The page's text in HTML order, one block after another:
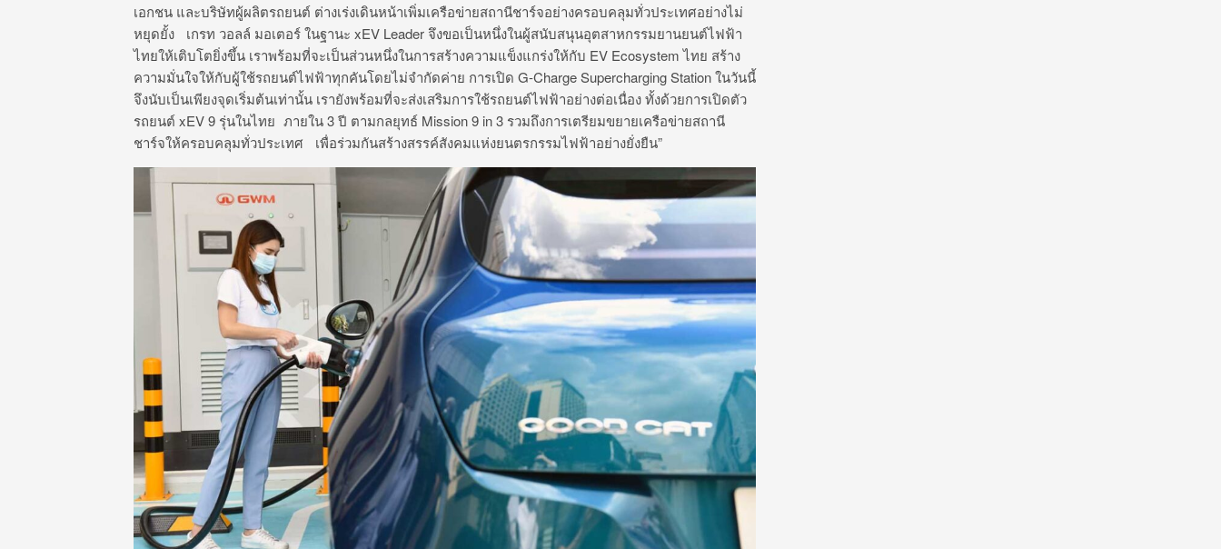
เอกชน และบริษัทผู้ผลิตรถยนต์ ต่างเร่งเดินหน้าเพิ่มเครือข่ายสถานีชาร์จอย่างครอบคลุมทั่วประเทศอย่างไม่
หยุดยั้ง เกรท วอลล์ มอเตอร์ ในฐานะ xEV Leader จึงขอเป็นหนึ่งในผู้สนับสนุนอุตสาหกรรมยานยนต์ไฟฟ้า
ไทยให้เติบโตยิ่งขึ้น เราพร้อมที่จะเป็นส่วนหนึ่งในการสร้างความแข็งแกร่งให้กับ EV Ecosystem ไทย สร้าง
ความมั่นใจให้กับผู้ใช้รถยนต์ไฟฟ้าทุกคันโดยไม่จำกัดค่าย การเปิด G-Charge Supercharging Station ในวันนี้
จึงนับเป็นเพียงจุดเริ่มต้นเท่านั้น เรายังพร้อมที่จะส่งเสริมการใช้รถยนต์ไฟฟ้าอย่างต่อเนื่อง ทั้งด้วยการเปิดตัว
รถยนต์ xEV 9 รุ่นในไทย ภายใน 3 ปี ตามกลยุทธ์ Mission 9 in 3 รวมถึงการเตรียมขยายเครือข่ายสถานี
ชาร์จให้ครอบคลุมทั่วประเทศ เพื่อร่วมกันสร้างสรรค์สังคมแห่งยนตรกรรมไฟฟ้าอย่างยั่งยืน”